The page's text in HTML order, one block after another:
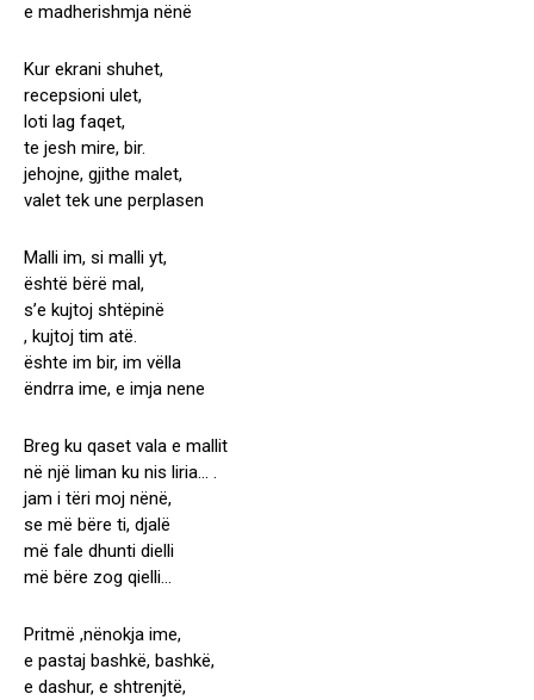
e madherishmja nënë
Kur ekrani shuhet,
recepsioni ulet,
loti lag faqet,
te jesh mire, bir.
jehojne, gjithe malet,
valet tek une perplasen
Malli im, si malli yt,
është bërë mal,
s’e kujtoj shtëpinë
, kujtoj tim atë.
ështe im bir, im vëlla
ëndrra ime, e imja nene
Breg ku qaset vala e mallit
në një liman ku nis liria… .
jam i tëri moj nënë,
se më bëre ti, djalë
më fale dhunti dielli
më bëre zog qielli…
Pritmë ,nënokja ime,
e pastaj bashkë, bashkë,
e dashur, e shtrenjtë,